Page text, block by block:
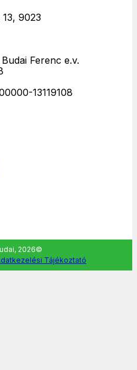
9023
Ferenc e.v.
13119108
2026©
Tájékoztató